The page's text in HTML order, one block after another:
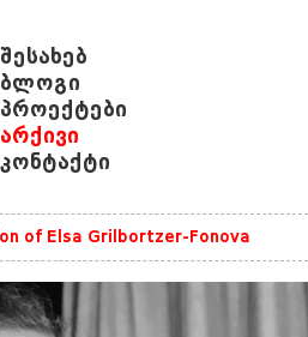
შესახებ
ბლოგი
პროექტები
არქივი
კონტაქტი
of Elsa Grilbortzer-Fonova